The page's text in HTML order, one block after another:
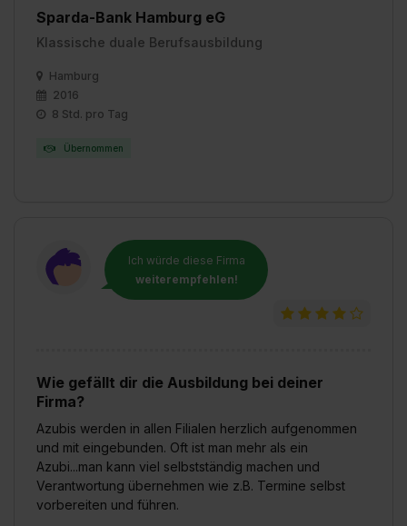
Sparda-Bank Hamburg eG
Klassische duale Berufsausbildung
Hamburg
2016
8 Std. pro Tag
Übernommen
Ich würde diese Firma
weiterempfehlen!
Wie gefällt dir die Ausbildung bei deiner
Firma?
Azubis werden in allen Filialen herzlich aufgenommen
und mit eingebunden. Oft ist man mehr als ein
Azubi...man kann viel selbstständig machen und
Verantwortung übernehmen wie z.B. Termine selbst
vorbereiten und führen.